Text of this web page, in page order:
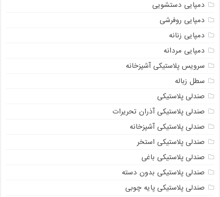
دمپایی دستشویی
دمپایی روفرشی
دمپایی زنانه
دمپایی مردانه
سرویس پلاستیکی آشپزخانه
سطل زباله
صندلی پلاستیکی
صندلی پلاستیکی آذران تحریرات
صندلی پلاستیکی آشپزخانه
صندلی پلاستیکی استخر
صندلی پلاستیکی باغی
صندلی پلاستیکی بدون دسته
صندلی پلاستیکی پایه چوبی